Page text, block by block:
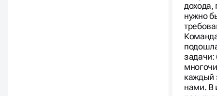
дохода,
нужно
каждый
нами. В